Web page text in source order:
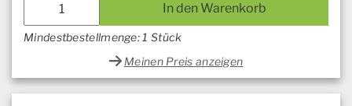
In den Warenkorb
Mindestbestellmenge: 1 Stück
Meinen Preis anzeigen